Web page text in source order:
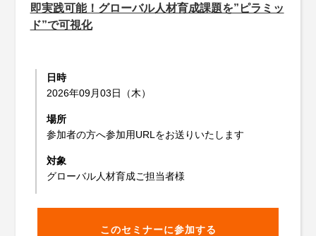
即実践可能！グローバル人材育成課題を”ピラミッ
ド”で可視化
日時
2026年09月03日（木）
場所
参加者の方へ参加用URLをお送りいたします
対象
グローバル人材育成ご担当者様
このセミナーに参加する